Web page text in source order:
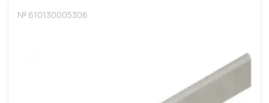
№ 610130005306